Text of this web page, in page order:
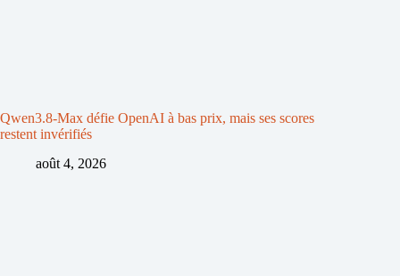
Qwen3.8-Max défie OpenAI à bas prix, mais ses scores
restent invérifiés
août 4, 2026